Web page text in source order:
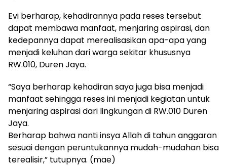
Evi berharap, kehadirannya pada reses tersebut
dapat membawa manfaat, menjaring aspirasi, dan
kedepannya dapat merealisasikan apa-apa yang
menjadi keluhan dari warga sekitar khususnya
RW.010, Duren Jaya.
“Saya berharap kehadiran saya juga bisa menjadi
manfaat sehingga reses ini menjadi kegiatan untuk
menjaring aspirasi dari lingkungan di RW.010 Duren
Jaya.
Berharap bahwa nanti insya Allah di tahun anggaran
sesuai dengan peruntukannya mudah-mudahan bisa
terealisir,” tutupnya. (mae)